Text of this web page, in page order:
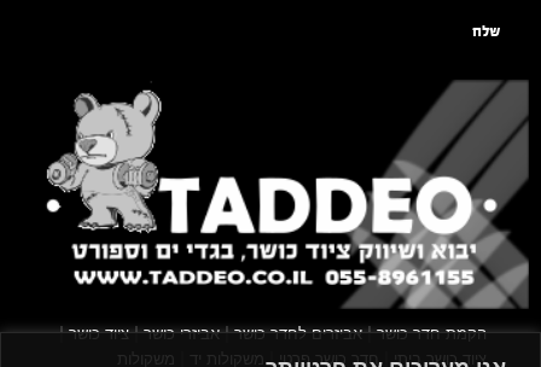
שלח
הקמת חדר כושר|אביזרים לחדר כושר|אביזרי כושר|ציוד כושר|
ציוד כושר ביתי|חדר כושר פרטי| משקולות יד משקולות